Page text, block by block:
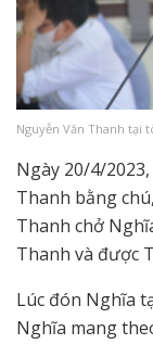
Nguyễn Văn Thanh tại
Ngày 20/4/
Thanh bằng
Thanh chở
Thanh và được
Lúc đón Nghĩa
Nghĩa mang